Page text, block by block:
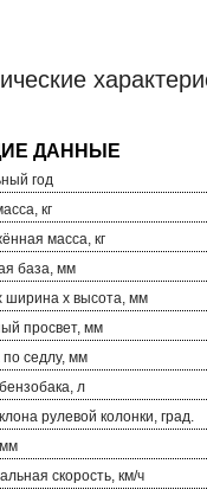
год
кг
масса, кг
база, мм
ширина х высота, мм
просвет, мм
седлу, мм
л
рулевой колонки, град.
скорость, км/ч